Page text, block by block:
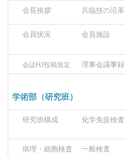
会長挨拶 兵臨技の沿革
会員状況 会員施設
会誌HJ投稿規定 理事会議事録
学術部（研究班）
研究班構成 化学免疫検査
病理・細胞検査
一般検査